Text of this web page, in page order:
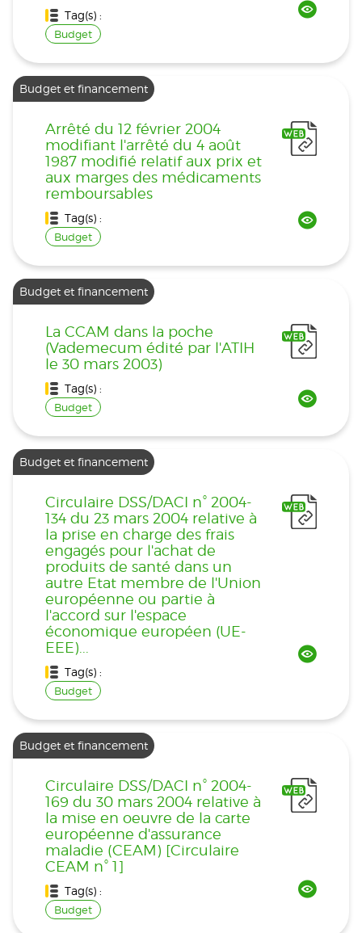
Tag(s) :
Budget
Budget et financement
Arrêté du 12 février 2004
modifiant l'arrêté du 4 août
1987 modifié relatif aux prix et
aux marges des médicaments
remboursables
Tag(s) :
Budget
Budget et financement
La CCAM dans la poche
(Vademecum édité par l'ATIH
le 30 mars 2003)
Tag(s) :
Budget
Budget et financement
Circulaire DSS/DACI n° 2004-
134 du 23 mars 2004 relative à
la prise en charge des frais
engagés pour l'achat de
produits de santé dans un
autre Etat membre de l'Union
européenne ou partie à
l'accord sur l'espace
économique européen (UE-
EEE)...
Tag(s) :
Budget
Budget et financement
Circulaire DSS/DACI n° 2004-
169 du 30 mars 2004 relative à
la mise en oeuvre de la carte
européenne d'assurance
maladie (CEAM) [Circulaire
CEAM n° 1]
Tag(s) :
Budget